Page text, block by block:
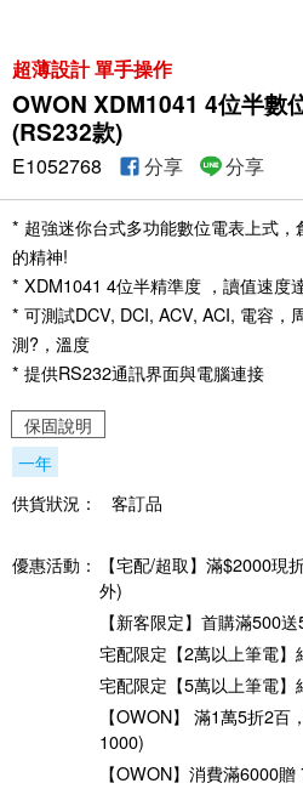
超薄設計 單手操作
OWON XDM1041 4位半數
(RS232款)
E1052768 分享 分享
* 超強迷你台式多功能數位電表上式
的精神!
* XDM1041 4位半精準度 ，讀值速度
* 可測試DCV, DCI, ACV, ACI, 電容，
測?，溫度
* 提供RS232通訊界面與電腦連接
保固說明
一年
供貨狀況：
客訂品
優惠活動：
【宅配/超取】滿$2000現
外)
【新客限定】首購滿500
宅配限定【2萬以上筆電
宅配限定【5萬以上筆電
【OWON】 滿1萬5折2
1000)
【OWON】消費滿6000